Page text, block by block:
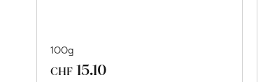
100g
CHF 15.10